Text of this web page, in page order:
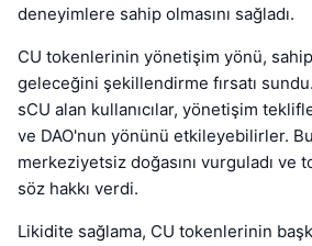
deneyimlere sahip olmasını sağladı.
CU tokenlerinin yönetişim yönü,
geleceğini şekillendirme fırsatı
sCU alan kullanıcılar, yönetişim
ve DAO'nun yönünü etkileyebilirler.
merkeziyetsiz doğasını vurguladı ve
söz hakkı verdi.
Likidite sağlama, CU tokenlerinin